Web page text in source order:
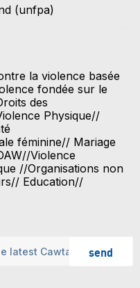
(unfpa)
la violence basée
fondée sur le
des
Physique//
féminine// Mariage
Violence
//Organisations non
Education//
send